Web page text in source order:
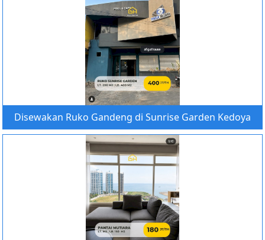
Disewakan Ruko Gandeng di Sunrise Garden Kedoya